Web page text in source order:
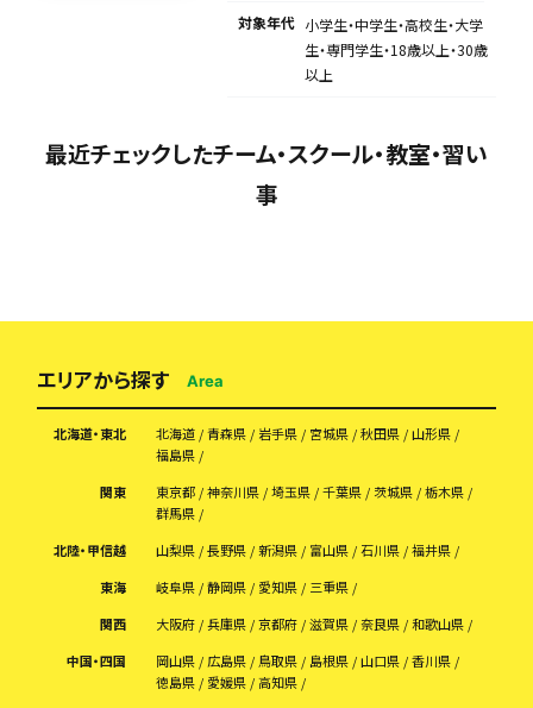
対象年代 小学生・中学生・高校生・大学
生・専門学生・18歳以上・30歳
以上
最近チェックしたチーム・スクール・教室・習い
事
エリアから探す Area
北海道・東北 北海道 青森県 岩手県 宮城県 秋田県
山形県
福島県
関東
東京都 神奈川県 埼玉県 千葉県 茨城県
栃木県
群馬県
北陸・甲信越
山梨県 長野県 新潟県 富山県 石川県
福井県
東海
岐阜県 静岡県 愛知県
三重県
関西
大阪府 兵庫県 京都府 滋賀県 奈良県
和歌山県
中国・四国
岡山県 広島県 鳥取県 島根県 山口県
香川県
徳島県
愛媛県
高知県